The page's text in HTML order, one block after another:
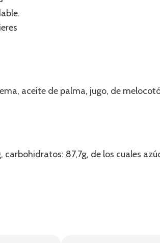
aceite de palma, jugo, de
87,7g, de los cuales